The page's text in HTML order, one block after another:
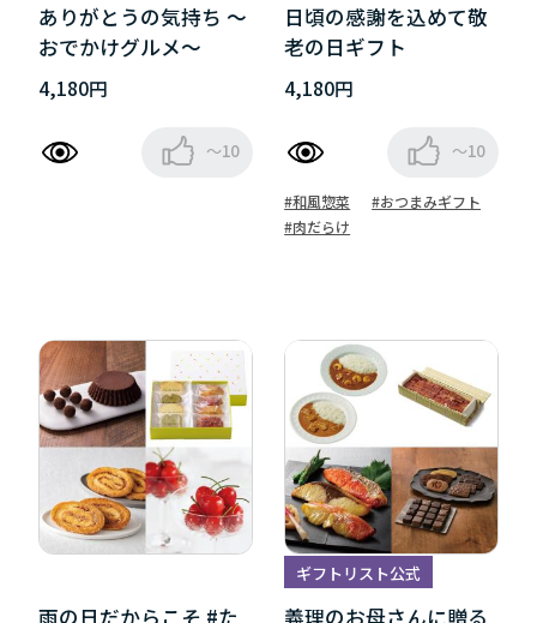
ありがとうの気持ち ～
おでかけグルメ～
4,180円
～10
日頃の感謝を込めて敬
老の日ギフト
4,180円
～10
#和風惣菜
#おつまみギフト
#肉だらけ
雨の日だからこそ #た
ギフトリスト公式
義理のお母さんに贈る